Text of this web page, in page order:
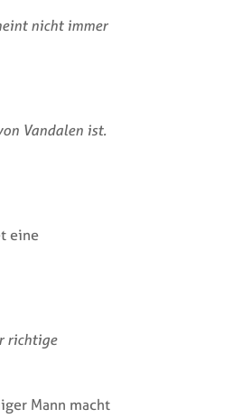
nicht immer
Vandalen ist.
eine
richtige
Mann macht